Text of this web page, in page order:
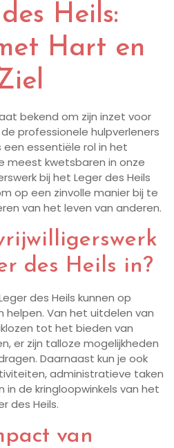
Heils:
Hart en
bekend om zijn inzet voor
professionele hulpverleners
een essentiële rol in het
meest kwetsbaren in onze
bij het Leger des Heils
op een zinvolle manier bij te
van het leven van anderen.
des Heils in?
des Heils kunnen op
helpen. Van het uitdelen van
tot het bieden van
er zijn talloze mogelijkheden
Daarnaast kun je ook
administratieve taken
de kringloopwinkels van het
des Heils.
van